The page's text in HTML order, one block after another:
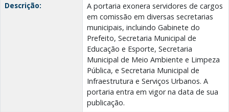
Descrição:
A portaria exonera servidores de cargos
em comissão em diversas secretarias
municipais, incluindo Gabinete do
Prefeito, Secretaria Municipal de
Educação e Esporte, Secretaria
Municipal de Meio Ambiente e Limpeza
Pública, e Secretaria Municipal de
Infraestrutura e Serviços Urbanos. A
portaria entra em vigor na data de sua
publicação.